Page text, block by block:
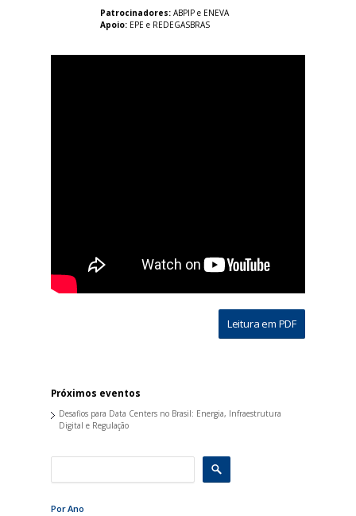
Patrocinadores: ABPIP e ENEVA
Apoio: EPE e REDEGASBRAS
Leitura em PDF
Próximos eventos
Desafios para Data Centers no Brasil: Energia, Infraestrutura
Digital e Regulação
Por Ano